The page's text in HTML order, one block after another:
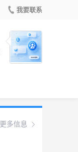
我要联系
更多信息